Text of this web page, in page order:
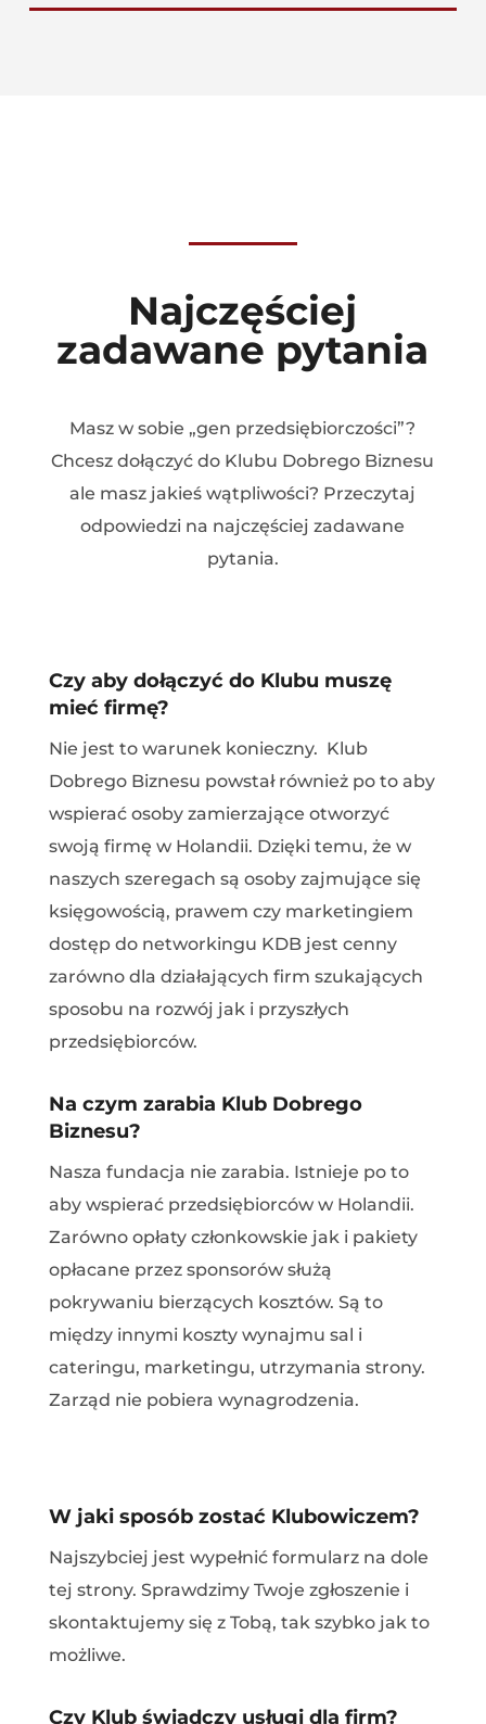
Najczęściej
zadawane pytania
Masz w sobie „gen przedsiębiorczości”?
Chcesz dołączyć do Klubu Dobrego Biznesu
ale masz jakieś wątpliwości? Przeczytaj
odpowiedzi na najczęściej zadawane
pytania.
Czy aby dołączyć do Klubu muszę
mieć firmę?
Nie jest to warunek konieczny. Klub
Dobrego Biznesu powstał również po to aby
wspierać osoby zamierzające otworzyć
swoją firmę w Holandii. Dzięki temu, że w
naszych szeregach są osoby zajmujące się
księgowością, prawem czy marketingiem
dostęp do networkingu KDB jest cenny
zarówno dla działających firm szukających
sposobu na rozwój jak i przyszłych
przedsiębiorców.
Na czym zarabia Klub Dobrego
Biznesu?
Nasza fundacja nie zarabia. Istnieje po to
aby wspierać przedsiębiorców w Holandii.
Zarówno opłaty członkowskie jak i pakiety
opłacane przez sponsorów służą
pokrywaniu bierzących kosztów. Są to
między innymi koszty wynajmu sal i
cateringu, marketingu, utrzymania strony.
Zarząd nie pobiera wynagrodzenia.
W jaki sposób zostać Klubowiczem?
Najszybciej jest wypełnić formularz na dole
tej strony. Sprawdzimy Twoje zgłoszenie i
skontaktujemy się z Tobą, tak szybko jak to
możliwe.
Czy Klub świadczy usługi dla firm?